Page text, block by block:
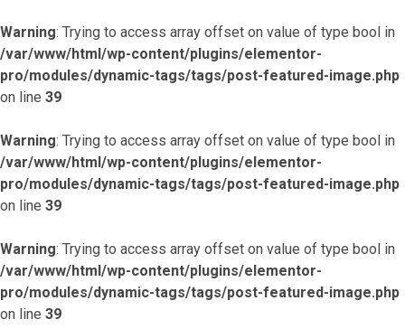
Warning: Trying to access array offset on value of type bool in
/var/www/html/wp-content/plugins/elementor-
pro/modules/dynamic-tags/tags/post-featured-image.php
on line 39
Warning: Trying to access array offset on value of type bool in
/var/www/html/wp-content/plugins/elementor-
pro/modules/dynamic-tags/tags/post-featured-image.php
on line 39
Warning: Trying to access array offset on value of type bool in
/var/www/html/wp-content/plugins/elementor-
pro/modules/dynamic-tags/tags/post-featured-image.php
on line 39